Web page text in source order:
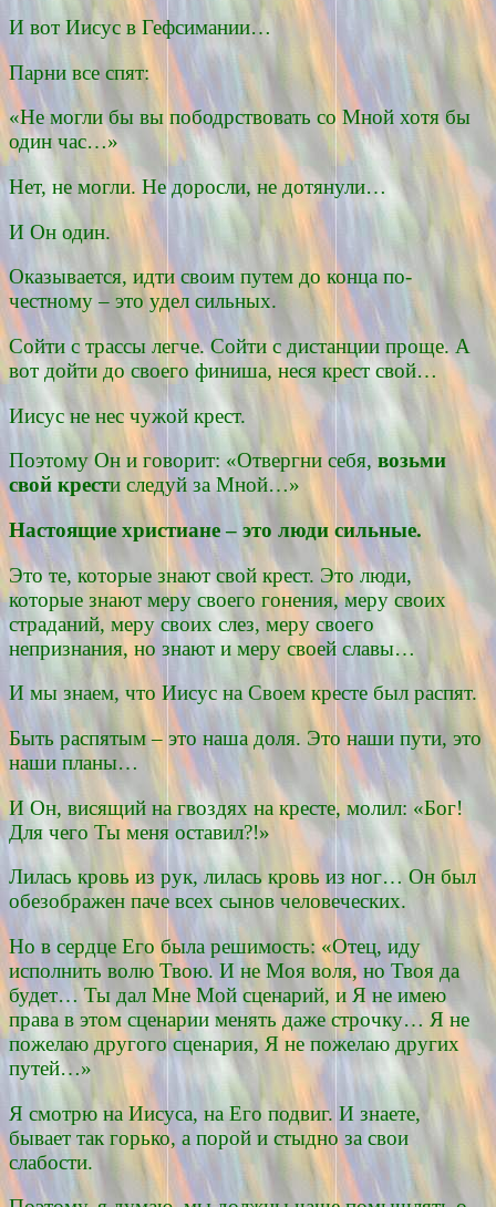
И вот Иисус в Гефсимании…
Парни все спят:
«Не могли бы вы пободрствовать со Мной хотя бы
один час…»
Нет, не могли. Не доросли, не дотянули…
И Он один.
Оказывается, идти своим путем до конца по-
честному – это удел сильных.
Сойти с трассы легче. Сойти с дистанции проще. А
вот дойти до своего финиша, неся крест свой…
Иисус не нес чужой крест.
Поэтому Он и говорит: «Отвергни себя, возьми
свой крести следуй за Мной…»
Настоящие христиане – это люди сильные.
Это те, которые знают свой крест. Это люди,
которые знают меру своего гонения, меру своих
страданий, меру своих слез, меру своего
непризнания, но знают и меру своей славы…
И мы знаем, что Иисус на Своем кресте был распят.
Быть распятым – это наша доля. Это наши пути, это
наши планы…
И Он, висящий на гвоздях на кресте, молил: «Бог!
Для чего Ты меня оставил?!»
Лилась кровь из рук, лилась кровь из ног… Он был
обезображен паче всех сынов человеческих.
Но в сердце Его была решимость: «Отец, иду
исполнить волю Твою. И не Моя воля, но Твоя да
будет… Ты дал Мне Мой сценарий, и Я не имею
права в этом сценарии менять даже строчку… Я не
пожелаю другого сценария, Я не пожелаю других
путей…»
Я смотрю на Иисуса, на Его подвиг. И знаете,
бывает так горько, а порой и стыдно за свои
слабости.